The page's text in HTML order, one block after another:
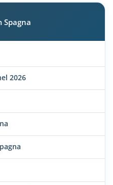
Spagna
2026